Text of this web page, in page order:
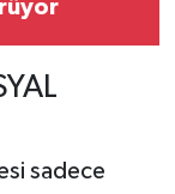
sadece